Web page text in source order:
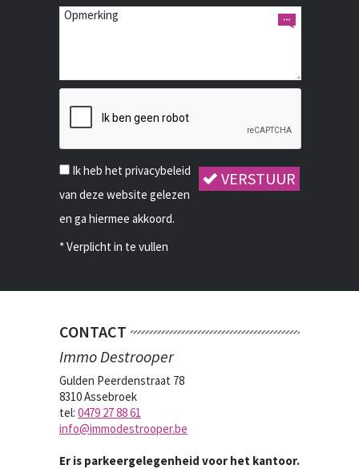
VERSTUUR
Ik heb het privacybeleid
van deze website gelezen
en ga hiermee akkoord.
*Verplicht in te vullen
CONTACT
Immo Destrooper
Gulden Peerdenstraat 78
8310 Assebroek
tel: 0479 27 88 61
info@immodestrooper.be
Er is parkeergelegenheid voor het kantoor.